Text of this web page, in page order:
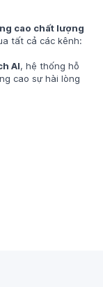
cao chất lượng
tất cả các kênh:
AI, hệ thống hỗ
cao sự hài lòng